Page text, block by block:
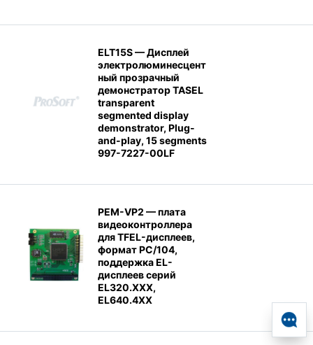
ELT15S — Дисплей
электролюминесцент
ный прозрачный
демонстратор TASEL
transparent
segmented display
demonstrator, Plug-
and-play, 15 segments
997-7227-00LF
PEM-VP2 — плата
видеоконтроллера
для TFEL-дисплеев,
формат PC/104,
поддержка EL-
дисплеев серий
EL320.XXX,
EL640.4XX